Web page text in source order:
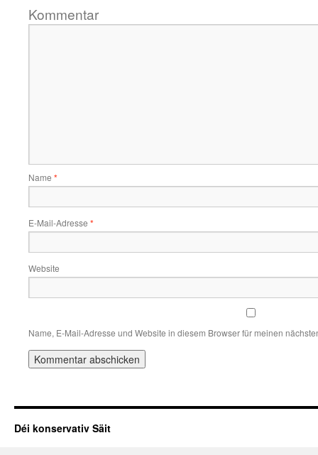
Kommentar
Name *
E-Mail-Adresse *
Website
Name, E-Mail-Adresse und Website in diesem Browser für meinen
Déi konservativ Säit